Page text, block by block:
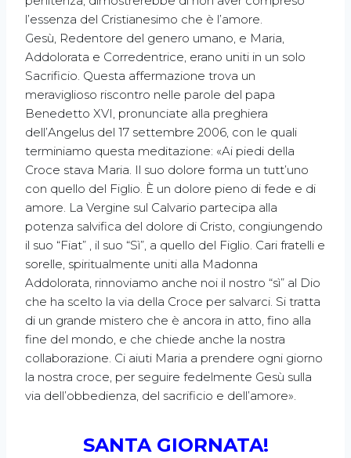
l’essenza del Cristianesimo che è l’amore.
Gesù, Redentore del genero umano, e Maria,
Addolorata e Corredentrice, erano uniti in un solo
Sacrificio. Questa affermazione trova un
meraviglioso riscontro nelle parole del papa
Benedetto XVI, pronunciate alla preghiera
dell’Angelus del 17 settembre 2006, con le quali
terminiamo questa meditazione: «Ai piedi della
Croce stava Maria. Il suo dolore forma un tutt’uno
con quello del Figlio. È un dolore pieno di fede e di
amore. La Vergine sul Calvario partecipa alla
potenza salvifica del dolore di Cristo, congiungendo
il suo “Fiat” , il suo “Sì”, a quello del Figlio. Cari fratelli e
sorelle, spiritualmente uniti alla Madonna
Addolorata, rinnoviamo anche noi il nostro “sì” al Dio
che ha scelto la via della Croce per salvarci. Si tratta
di un grande mistero che è ancora in atto, fino alla
fine del mondo, e che chiede anche la nostra
collaborazione. Ci aiuti Maria a prendere ogni giorno
la nostra croce, per seguire fedelmente Gesù sulla
via dell’obbedienza, del sacrificio e dell’amore».
SANTA GIORNATA!